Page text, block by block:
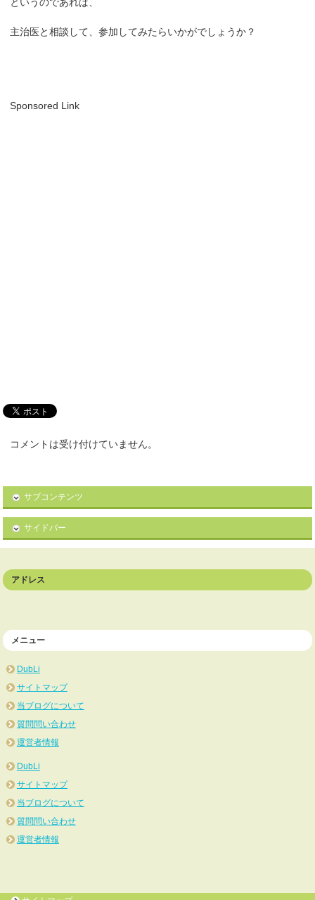
主治医と相談して、参加してみたらいかがでしょうか？
Sponsored Link
コメントは受け付けていません。
サブコンテンツ
サイドバー
アドレス
メニュー
DubLi
サイトマップ
当ブログについて
質問問い合わせ
運営者情報
DubLi
サイトマップ
当ブログについて
質問問い合わせ
運営者情報